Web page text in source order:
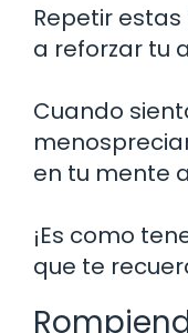
Repetir
a reforzar tu
Cuando
en tu mente
¡Es como
que te